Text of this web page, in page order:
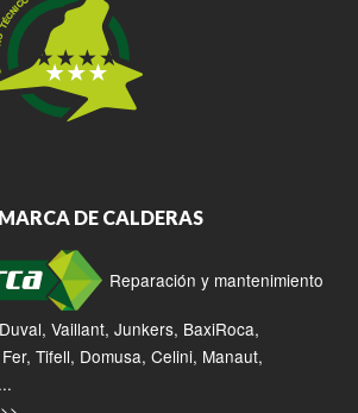
DE CALDERAS
Reparación y mantenimiento
Vaillant, Junkers, BaxiRoca,
Tifell, Domusa, Celini, Manaut,